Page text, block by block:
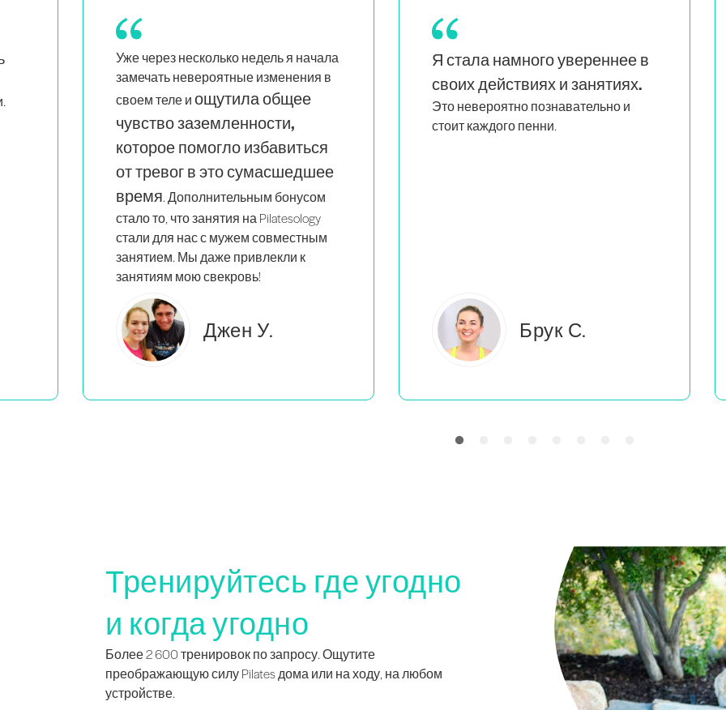
Я стала намного увереннее в
своих действиях и занятиях.
Это невероятно познавательно и
стоит каждого пенни.
Брук С.
Как мама близнецов, которая также
является чернокожей и квир-
женщиной, я вижу, что люди,
похожие на меня, преподают
Эверлея Б.
Тренируйтесь где угодно
и когда угодно
Более 2 600 тренировок по запросу. Ощутите
преображающую силу Pilates дома или на ходу, на любом
устройстве.